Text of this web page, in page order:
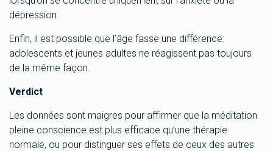
dépression.
Enfin, il est possible que l’âge fasse une différence:
adolescents et jeunes adultes ne réagissent pas toujours
de la même façon.
Verdict
Les données sont maigres pour affirmer que la méditation
pleine conscience est plus efficace qu’une thérapie
normale, ou pour distinguer ses effets de ceux des autres